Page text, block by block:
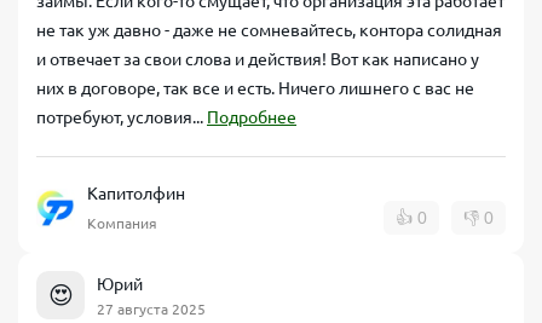
не так уж давно - даже не сомневайтесь, контора солидная
и отвечает за свои слова и действия! Вот как написано у
них в договоре, так все и есть. Ничего лишнего с вас не
потребуют, условия... Подробнее
Капитолфин
Компания 👍 0 👎 0
😍 Юрий
27 августа 2025